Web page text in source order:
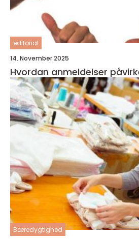
editorial
14. November 2025
Hvordan anmeldelser
Bæredygtighed